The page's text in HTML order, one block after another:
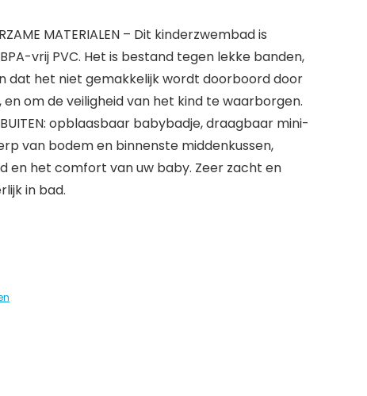
MATERIALEN – Dit kinderzwembad is
vrij PVC. Het is bestand tegen lekke banden,
dat het niet gemakkelijk wordt doorboord door
en om de veiligheid van het kind te waarborgen.
BUITEN: opblaasbaar babybadje, draagbaar mini-
van bodem en binnenste middenkussen,
en het comfort van uw baby. Zeer zacht en
in bad.